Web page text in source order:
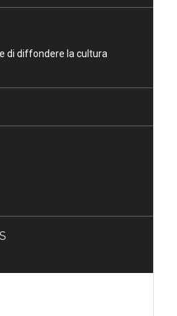
di diffondere la cultura